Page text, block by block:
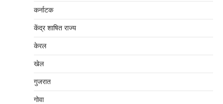
कर्नाटक
केंद्र शाषित राज्य
केरल
खेल
गुजरात
गोवा